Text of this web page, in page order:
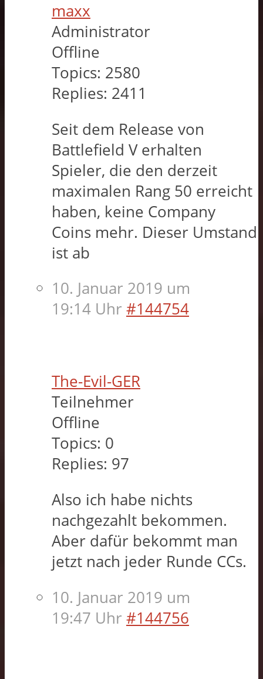
maxx
Administrator
Offline
Topics: 2580
Replies: 2411
Seit dem Release von
Battlefield V erhalten
Spieler, die den derzeit
maximalen Rang 50 erreicht
haben, keine Company
Coins mehr. Dieser Umstand
ist ab
10. Januar 2019 um
19:14 Uhr #144754
The-Evil-GER
Teilnehmer
Offline
Topics: 0
Replies: 97
Also ich habe nichts
nachgezahlt bekommen.
Aber dafür bekommt man
jetzt nach jeder Runde CCs.
10. Januar 2019 um
19:47 Uhr #144756